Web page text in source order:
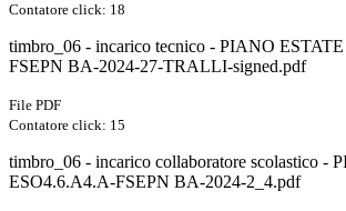
Contatore click: 18
timbro_06 - incarico tecnico - PIANO
FSEPN BA-2024-27-TRALLI-signed.pdf
File PDF
Contatore click: 15
timbro_06 - incarico collaboratore scolastico -
ESO4.6.A4.A-FSEPN BA-2024-2_4.pdf